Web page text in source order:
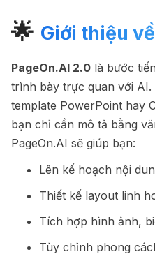
🌟 Giới thiệu
PageOn.AI 2.0 là bước
trình bày trực quan với
template PowerPoint hay
bạn chỉ cần mô tả bằng
PageOn.AI sẽ giúp bạn:
Lên kế hoạch nội
Thiết kế layout linh
Tích hợp hình ảnh,
Tùy chỉnh phong